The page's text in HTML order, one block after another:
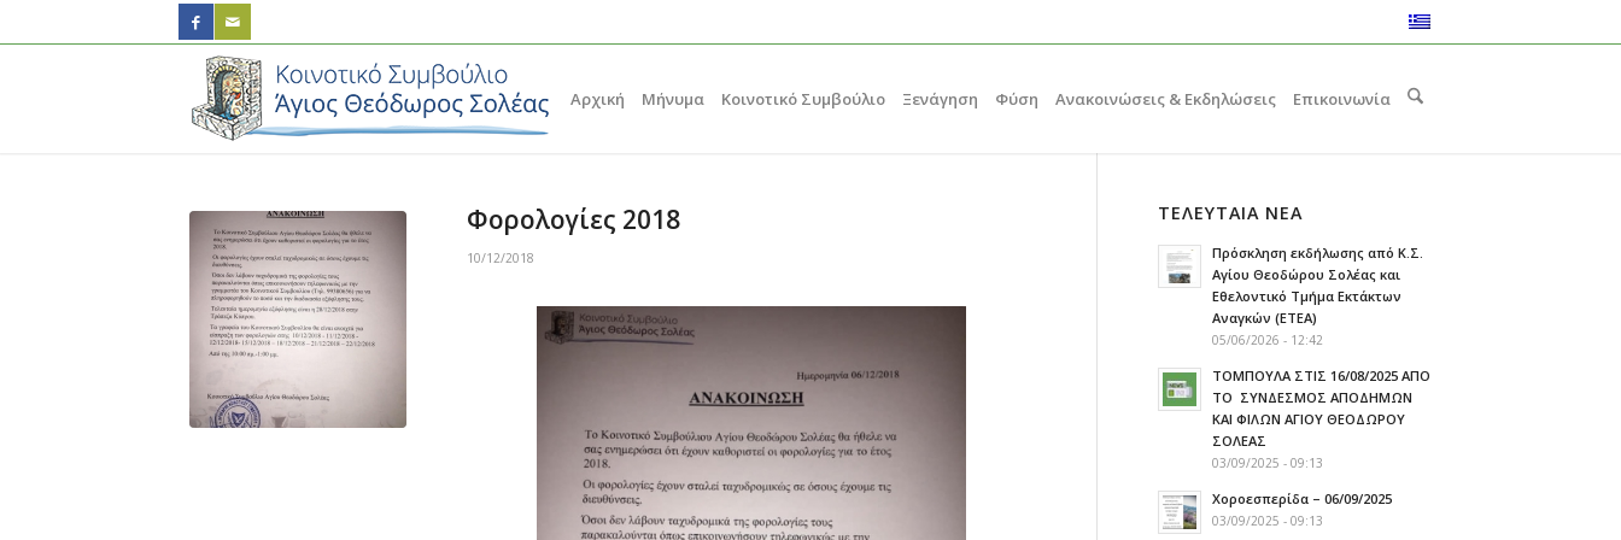
Αρχική Μήνυμα Κοινοτικό Συμβούλιο Ξενάγηση Φύση Ανακοινώσεις & Εκδηλώσεις Επικοινωνία
Φορολογίες 2018
10/12/2018
ΤΕΛΕΥΤΑΙΑ ΝΕΑ
Πρόσκληση εκδήλωσης από Κ.Σ.
Αγίου Θεοδώρου Σολέας και
Εθελοντικό Τμήμα Εκτάκτων
Αναγκών (ΕΤΕΑ)
05/06/2026 - 12:42
ΤΟΜΠΟΥΛΑ ΣΤΙΣ 16/08/2025 ΑΠΟ
ΤΟ ΣΥΝΔΕΣΜΟΣ ΑΠΟΔΗΜΩΝ
ΚΑΙ ΦΙΛΩΝ ΑΓΙΟΥ ΘΕΟΔΩΡΟΥ
ΣΟΛΕΑΣ
03/09/2025 - 09:13
Χοροεσπερίδα – 06/09/2025
03/09/2025 - 09:13